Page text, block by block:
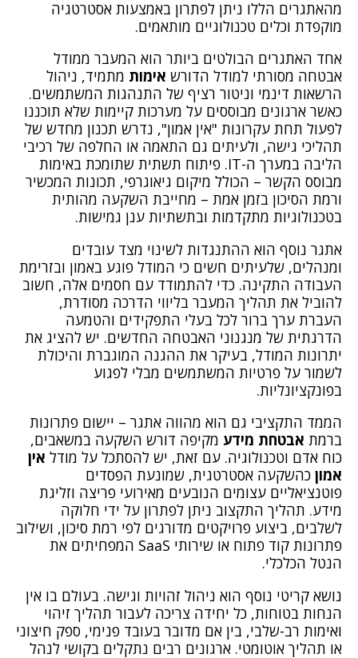
מהאתגרים הללו ניתן לפתרון באמצעות אסטרטגיה
מוקפדת וכלים טכנולוגיים מותאמים.
אחד האתגרים הבולטים ביותר הוא המעבר ממודל
אבטחה מסורתי למודל הדורש אימות מתמיד, ניהול
הרשאות דינמי וניטור רציף של התנהגות המשתמשים.
כאשר ארגונים מבוססים על מערכות קיימות שלא תוכננו
לפעול תחת עקרונות "אין אמון", נדרש תכנון מחדש של
תהליכי גישה, ולעיתים גם התאמה או החלפה של רכיבי
הליבה במערך ה-IT. פיתוח תשתית שתומכת באימות
מבוסס הקשר – הכולל מיקום גיאוגרפי, תכונות המכשיר
ורמת הסיכון בזמן אמת – מחייבת השקעה מהותית
בטכנולוגיות מתקדמות ובתשתיות ענן גמישות.
אתגר נוסף הוא ההתנגדות לשינוי מצד עובדים
ומנהלים, שלעיתים חשים כי המודל פוגע באמון ובזרימת
העבודה התקינה. כדי להתמודד עם חסמים אלה, חשוב
להוביל את תהליך המעבר בליווי הדרכה מסודרת,
העברת ערך ברור לכל בעלי התפקידים והטמעה
הדרגתית של מנגנוני האבטחה החדשים. יש להציג את
יתרונות המודל, בעיקר את ההגנה המוגברת והיכולת
לשמור על פרטיות המשתמשים מבלי לפגוע
בפונקציונליות.
הממד התקציבי גם הוא מהווה אתגר – יישום פתרונות
ברמת אבטחת מידע מקיפה דורש השקעה במשאבים,
כוח אדם וטכנולוגיה. עם זאת, יש להסתכל על מודל אין
אמון כהשקעה אסטרטגית, שמונעת הפסדים
פוטנציאליים עצומים הנובעים מאירועי פריצה וזליגת
מידע. תהליך התקצוב ניתן לפתרון על ידי חלוקה
לשלבים, ביצוע פרויקטים מדורגים לפי רמת סיכון, ושילוב
פתרונות קוד פתוח או שירותי SaaS המפחיתים את
הנטל הכלכלי.
נושא קריטי נוסף הוא ניהול זהויות וגישה. בעולם בו אין
הנחות בטוחות, כל יחידה צריכה לעבור תהליך זיהוי
ואימות רב-שלבי, בין אם מדובר בעובד פנימי, ספק חיצוני
או תהליך אוטומטי. ארגונים רבים נתקלים בקושי לנהל